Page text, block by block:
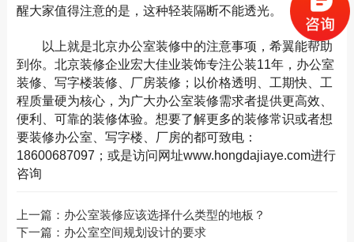
醒大家值得注意的是，这种轻装隔断不能透光。
以上就是北京办公室装修中的注意事项，希翼能帮助
到你。北京装修企业宏大佳业装饰专注公装11年，办公室
装修、写字楼装修、厂房装修；以价格透明、工期快、工
程质量硬为核心，为广大办公室装修需求者提供更高效、
便利、可靠的装修体验。想要了解更多的装修常识或者想
要装修办公室、写字楼、厂房的都可致电：
18600687097；或是访问网址www.hongdajiaye.com进行
咨询
上一篇： 办公室装修应该选择什么类型的地板？
下一篇： 办公室空间规划设计的要求